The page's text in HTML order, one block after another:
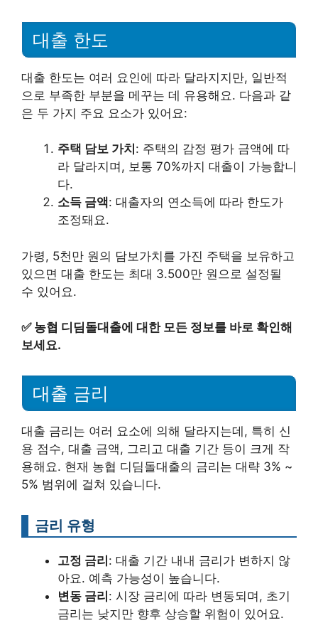
대출 한도
대출 한도는 여러 요인에 따라 달라지지만, 일반적
으로 부족한 부분을 메꾸는 데 유용해요. 다음과 같
은 두 가지 주요 요소가 있어요:
주택 담보 가치 : 주택의 감정 평가 금액에 따
라 달라지며, 보통 70%까지 대출이 가능합니
다.
소득 금액: 대출자의 연소득에 따라 한도가
조정돼요.
가령, 5천만 원의 담보가치를 가진 주택을 보유하고
있으면 대출 한도는 최대 3.500만 원으로 설정될
수 있어요.
✅ 농협 디딤돌대출에 대한 모든 정보를 바로 확인해
보세요.
대출 금리
대출 금리는 여러 요소에 의해 달라지는데, 특히 신
용 점수, 대출 금액, 그리고 대출 기간 등이 크게 작
용해요. 현재 농협 디딤돌대출의 금리는 대략 3% ~
5% 범위에 걸쳐 있습니다.
금리 유형
고정 금리 : 대출 기간 내내 금리가 변하지 않
아요. 예측 가능성이 높습니다.
변동 금리 : 시장 금리에 따라 변동되며, 초기
금리는 낮지만 향후 상승할 위험이 있어요.